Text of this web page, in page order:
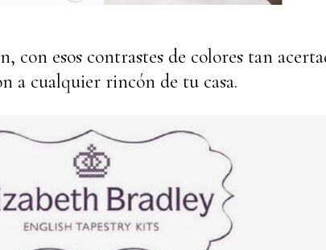
con esos contrastes de colores tan
a cualquier rincón de tu casa.